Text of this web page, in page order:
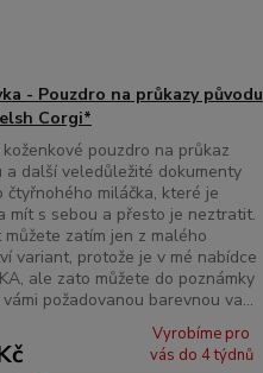
- Pouzdro na průkazy původu
Corgi*
koženkové pouzdro na průkaz
a další veledůležité dokumenty
čtyřnohého miláčka, které je
mít s sebou a přesto je neztratit.
zatím jen z malého
variant, protože je v mé nabídce
ale zato můžete do poznámky
požadovanou barevnou va...
Vyrobíme pro
vás do 4 týdnů